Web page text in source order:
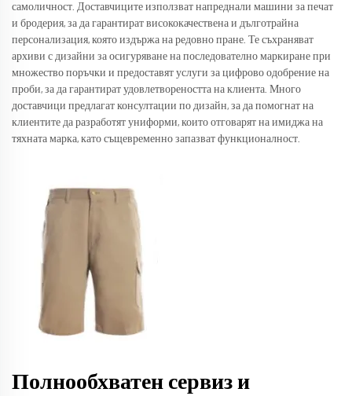
самоличност. Доставчиците използват напреднали машини за печат
и бродерия, за да гарантират висококачествена и дълготрайна
персонализация, която издържа на редовно пране. Те съхраняват
архиви с дизайни за осигуряване на последователно маркиране при
множество поръчки и предоставят услуги за цифрово одобрение на
проби, за да гарантират удовлетвореността на клиента. Много
доставчици предлагат консултации по дизайн, за да помогнат на
клиентите да разработят униформи, които отговарят на имиджа на
тяхната марка, като същевременно запазват функционалност.
Полнообхватен сервиз и